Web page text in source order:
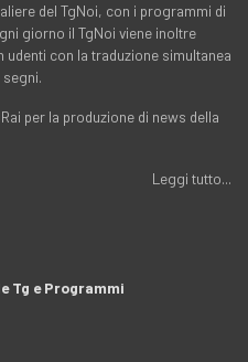
del TgNoi, con i programmi di
giorno il TgNoi viene inoltre
con la traduzione simultanea
per la produzione di news della
Leggi tutto...
Tg e Programmi